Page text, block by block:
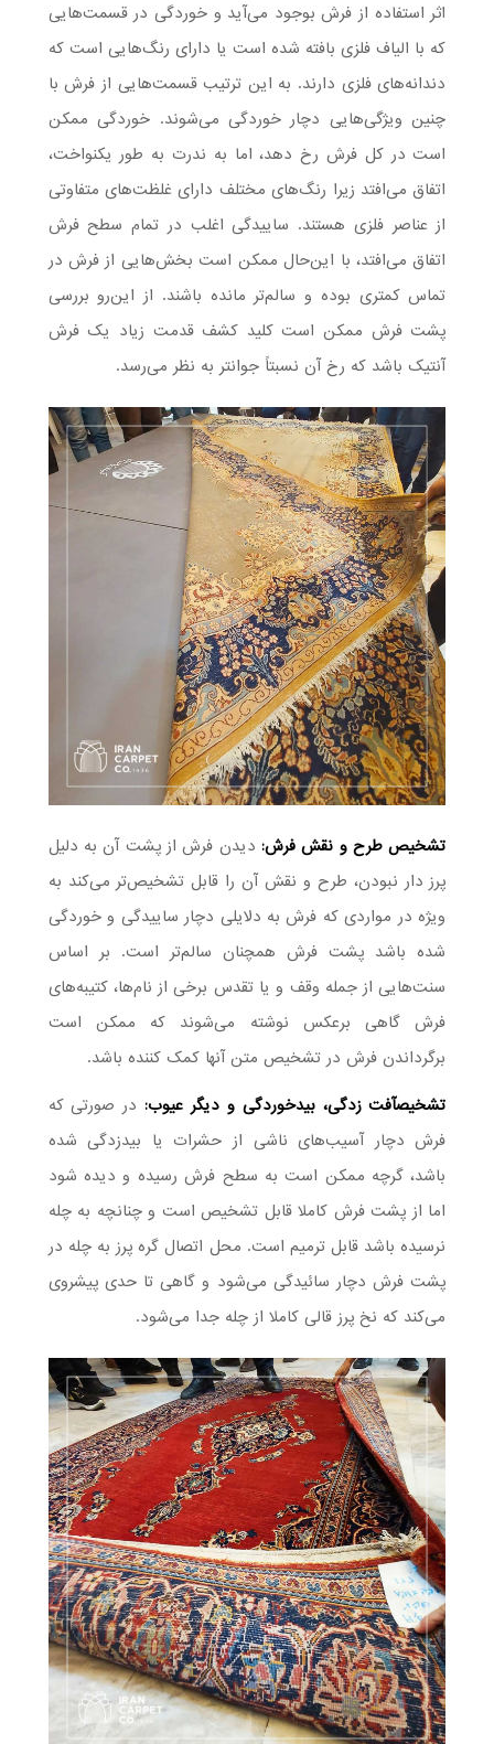
اثر استفاده از فرش بوجود می‌آید و خوردگی در قسمت‌هایی
که با الیاف فلزی بافته شده است یا دارای رنگ‌هایی است که
دندانه‌های فلزی دارند. به این ترتیب قسمت‌هایی از فرش با
چنین ویژگی‌هایی دچار خوردگی می‌شوند. خوردگی ممکن
است در کل فرش رخ دهد، اما به ندرت به طور یکنواخت،
اتفاق می‌افتد زیرا رنگ‌های مختلف دارای غلظت‌های متفاوتی
از عناصر فلزی هستند. ساییدگی اغلب در تمام سطح فرش
اتفاق می‌افتد، با این‌حال ممکن است بخش‌هایی از فرش در
تماس کمتری بوده و سالم‌تر مانده باشند. از این‌رو بررسی
پشت فرش ممکن است کلید کشف قدمت زیاد یک فرش
آنتیک باشد که رخ آن نسبتاً جوانتر به نظر می‌رسد.
تشخیص طرح و نقش فرش:دیدن فرش از پشت آن به دلیل
پرز دار نبودن، طرح و نقش آن را قابل تشخیص‌تر می‌کند به
ویژه در مواردی که فرش به دلایلی دچار ساییدگی و خوردگی
شده باشد پشت فرش همچنان سالم‌تر است. بر اساس
سنت‌هایی از جمله وقف و یا تقدس برخی از نام‌ها، کتیبه‌های
فرش گاهی برعکس نوشته می‌شوند که ممکن است
برگرداندن فرش در تشخیص متن آنها کمک کننده باشد.
تشخیصآفت زدگی، بیدخوردگی و دیگر عیوب:در صورتی که
فرش دچار آسیب‌های ناشی از حشرات یا بیدزدگی شده
باشد، گرچه ممکن است به سطح فرش رسیده و دیده شود
اما از پشت فرش کاملا قابل تشخیص است و چنانچه به چله
نرسیده باشد قابل ترمیم است. محل اتصال گره پرز به چله در
پشت فرش دچار سائیدگی می‌شود و گاهی تا حدی پیشروی
می‌کند که نخ پرز قالی کاملا از چله جدا می‌شود.